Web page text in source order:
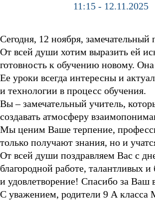
11:15 - 12.11.2025
Сегодня, 12 ноября,
От всей души хотим выразить ей
готовность к обучению новому.
Ее уроки всегда интересны и
и технологии в процесс обучения.
Вы – замечательный учитель,
создавать атмосферу
Мы ценим Ваше терпение,
только получают знания, но и
От всей души поздравляем Вас с
благородной работе, талантливых
и удовлетворение! Спасибо за Ваш
С уважением, родители 9 А